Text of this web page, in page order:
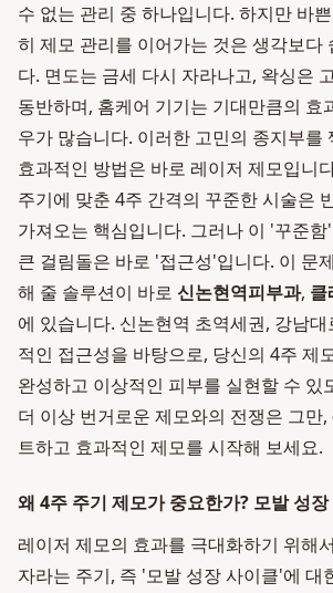
수 없는 관리 중 하나입니다. 하지만 바
히 제모 관리를 이어가는 것은 생각보다
다. 면도는 금세 다시 자라나고, 왁싱은
동반하며, 홈케어 기기는 기대만큼의 효
우가 많습니다. 이러한 고민의 종지부를
효과적인 방법은 바로 레이저 제모입니
주기에 맞춘 4주 간격의 꾸준한 시술은
가져오는 핵심입니다. 그러나 이 '꾸준
큰 걸림돌은 바로 '접근성'입니다. 이 문
해 줄 솔루션이 바로 신논현역피부과, 클
에 있습니다. 신논현역 초역세권, 강남
적인 접근성을 바탕으로, 당신의 4주 제
완성하고 이상적인 피부를 실현할 수 있
더 이상 번거로운 제모와의 전쟁은 그만,
트하고 효과적인 제모를 시작해 보세요.
왜 4주 주기 제모가 중요한가? 모발 성
레이저 제모의 효과를 극대화하기 위해
자라는 주기, 즉 '모발 성장 사이클'에 대